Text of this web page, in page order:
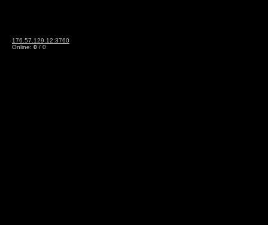
176.57.129.12:3760
Online: 0 / 0